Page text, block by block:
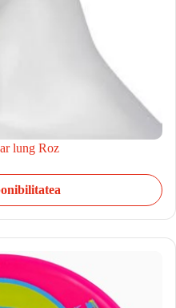
lung Roz